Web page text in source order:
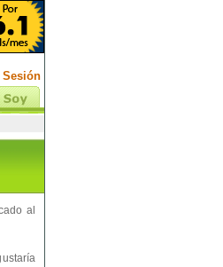
Sesión
al